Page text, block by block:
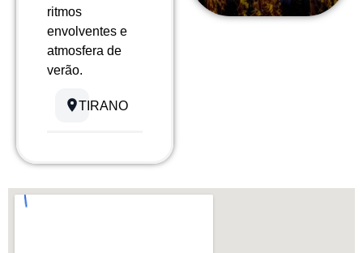
ritmos
envolventes e
atmosfera de
verão.
TIRANO